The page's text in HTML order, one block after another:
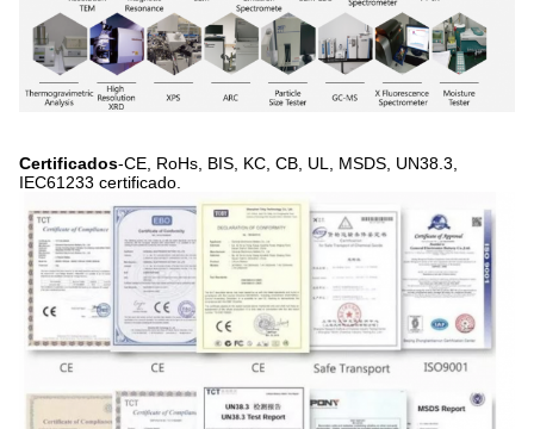
Certificados-CE, RoHs, BIS, KC, CB, UL, MSDS, UN38.3,
IEC61233 certificado.